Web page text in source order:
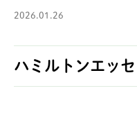
2026.01.26
ハミルトンエッ